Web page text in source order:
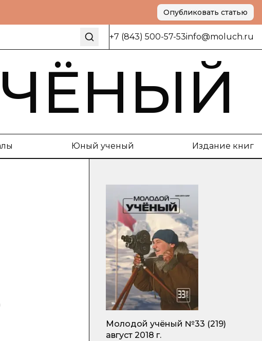
Опубликовать статью
+7 (843) 500-57-53info@moluch.ru
Юный ученый Издание книг
Молодой учёный №33 (219)
август 2018 г.